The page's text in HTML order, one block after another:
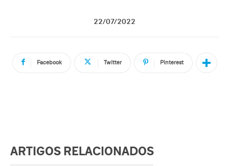
22/07/2022
Facebook Twitter Pinterest
ARTIGOS RELACIONADOS